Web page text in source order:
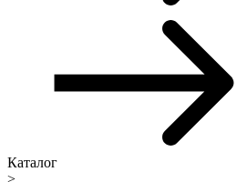
Каталог
>